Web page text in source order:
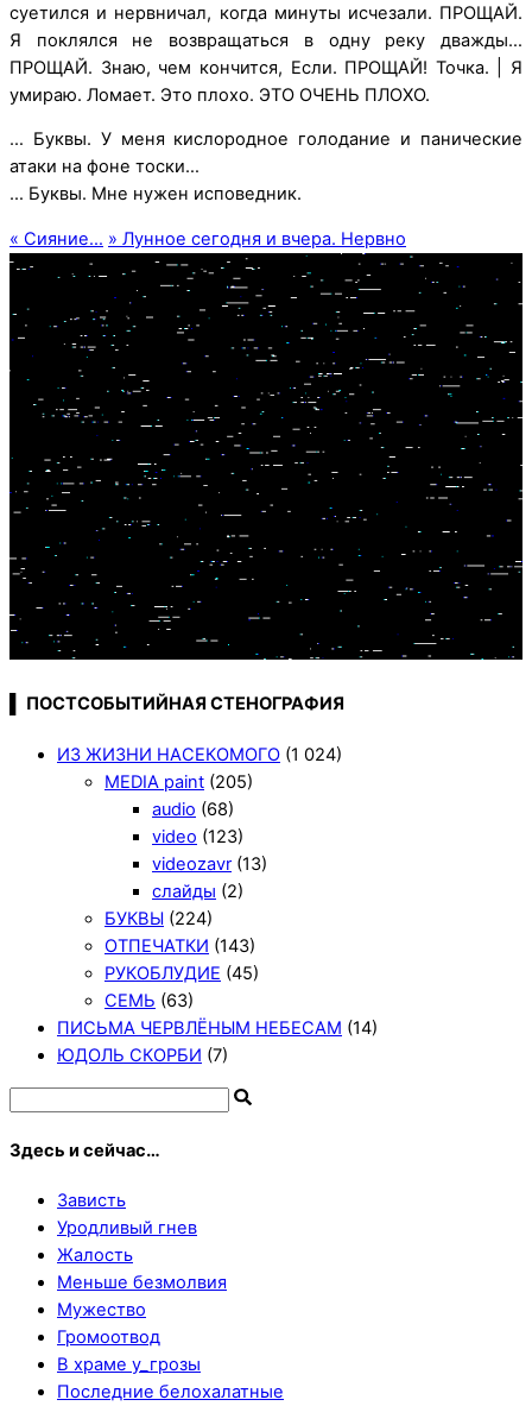
суетился и нервничал, когда минуты исчезали. ПРОЩАЙ.
Я поклялся не возвращаться в одну реку дважды…
ПРОЩАЙ. Знаю, чем кончится, Если. ПРОЩАЙ! Точка. | Я
умираю. Ломает. Это плохо. ЭТО ОЧЕНЬ ПЛОХО.
… Буквы. У меня кислородное голодание и панические
атаки на фоне тоски…
… Буквы. Мне нужен исповедник.
« Сияние… » Лунное сегодня и вчера. Нервно
▌ ПОСТСОБЫТИЙНАЯ СТЕНОГРАФИЯ
ИЗ ЖИЗНИ НАСЕКОМОГО (1 024)
MEDIA paint (205)
audio (68)
video (123)
videozavr (13)
слайды (2)
БУКВЫ (224)
ОТПЕЧАТКИ (143)
РУКОБЛУДИЕ (45)
СЕМЬ (63)
ПИСЬМА ЧЕРВЛЁНЫМ НЕБЕСАМ (14)
ЮДОЛЬ СКОРБИ (7)
Здесь и сейчас…
Зависть
Уродливый гнев
Жалость
Меньше безмолвия
Мужество
Громоотвод
В храме у_грозы
Последние белохалатные